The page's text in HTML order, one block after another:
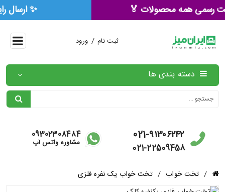
🏅 ۳ سال ضمانت رسمی همه محصولات 🏅
ثبت نام / ورود
دسته بندی ها
021-۹۱۳۰۶۲۴۲
021-22509458
09302308484
مشاوره واتس آپ
/ تخت خواب / تخت خواب یک نفره فلزی